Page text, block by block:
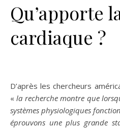
Qu’apporte
cardiaque ?
D’après les chercheurs
«la recherche montre que
systèmes physiologiques
éprouvons une plus grande